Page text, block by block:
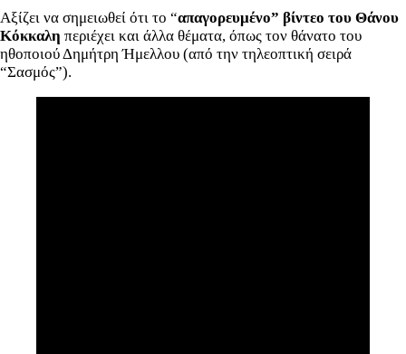
Αξίζει να σημειωθεί ότι το “απαγορευμένο” βίντεο του Θάνου
Κόκκαλη περιέχει και άλλα θέματα, όπως τον θάνατο του
ηθοποιού Δημήτρη Ήμελλου (από την τηλεοπτική σειρά
“Σασμός”).